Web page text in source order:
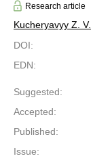
Research article
Kucheryavyy Z. V.
DOI:
EDN:
Suggested:
Accepted:
Published:
Issue: